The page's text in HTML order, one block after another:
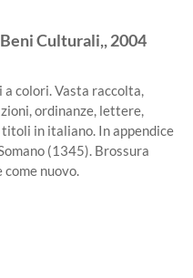
Culturali,,2004
colori. Vasta raccolta,
ordinanze, lettere,
in italiano. In appendice
(1345). Brossura
nuovo.